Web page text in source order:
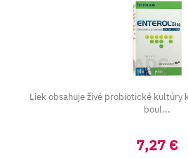
Liek obsahuje živé probiotické kultúry
boul...
7,27 €